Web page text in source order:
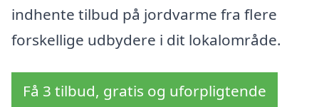
indhente tilbud på jordvarme fra flere
forskellige udbydere i dit lokalområde.
Få 3 tilbud, gratis og uforpligtende